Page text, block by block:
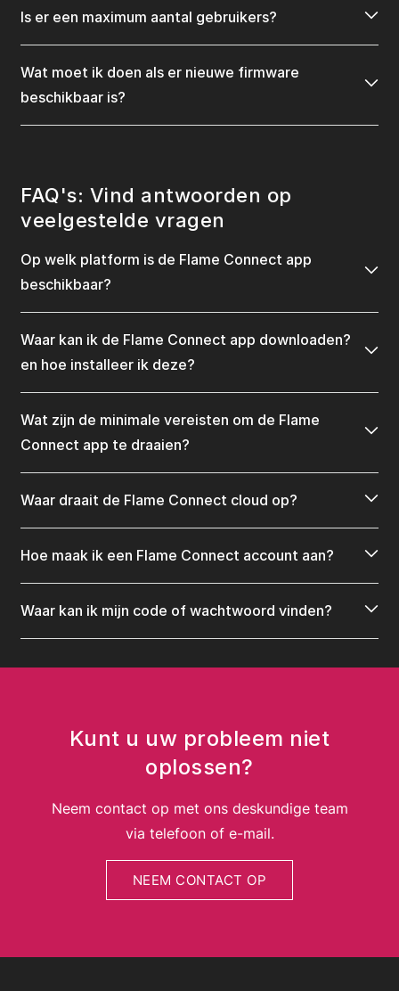
Is er een maximum aantal gebruikers?
Wat moet ik doen als er nieuwe firmware
beschikbaar is?
FAQ's: Vind antwoorden op
veelgestelde vragen
Op welk platform is de Flame Connect app
beschikbaar?
Waar kan ik de Flame Connect app downloaden?
en hoe installeer ik deze?
Wat zijn de minimale vereisten om de Flame
Connect app te draaien?
Waar draait de Flame Connect cloud op?
Hoe maak ik een Flame Connect account aan?
Waar kan ik mijn code of wachtwoord vinden?
Kunt u uw probleem niet
oplossen?
Neem contact op met ons deskundige team
via telefoon of e-mail.
NEEM CONTACT OP